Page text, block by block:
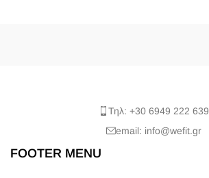
Τηλ: +30 6949 222 639
email: info@wefit.gr
FOOTER MENU